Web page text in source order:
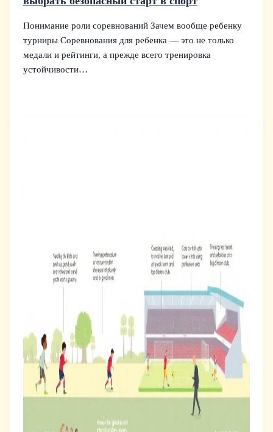
Понимание роли соревнований Зачем вообще ребенку
турниры Соревнования для ребенка — это не только
медали и рейтинги, а прежде всего тренировка
устойчивости…